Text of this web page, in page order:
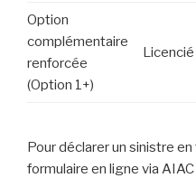
Option
complémentaire
renforcée
(Option 1+)
Licencié
Pour déclarer un sinistre
formulaire en ligne via